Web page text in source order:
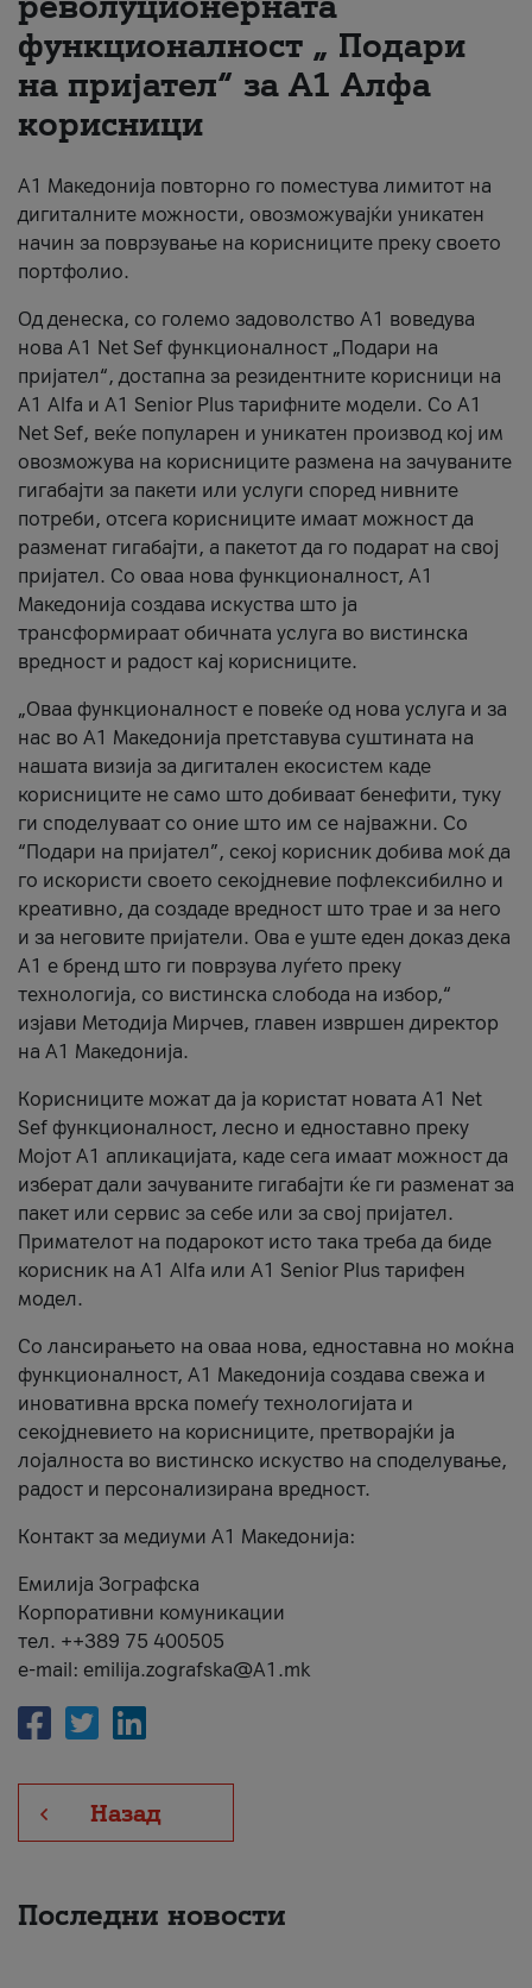
За нас
#ПодобарОнлајн
функционалност „ Подари
на пријател“ за А1 Алфа
корисници
А1 Македонија повторно го поместува лимитот на
дигиталните можности, овозможувајќи уникатен
начин за поврзување на корисниците преку своето
портфолио.
Од денеска, со големо задоволство А1 воведува
нова A1 Net Sef функционалност „Подари на
пријател“, достапна за резидентните корисници на
А1 Alfa и A1 Senior Plus тарифните модели. Со A1
Net Sef, веќе популарен и уникатен производ кој им
овозможува на корисниците размена на зачуваните
гигабајти за пакети или услуги според нивните
потреби, отсега корисниците имаат можност да
разменат гигабајти, а пакетот да го подарат на свој
пријател. Со оваа нова функционалност, А1
Македонија создава искуства што ја
трансформираат обичната услуга во вистинска
вредност и радост кај корисниците.
„Оваа функционалност е повеќе од нова услуга и за
нас во А1 Македонија претставува суштината на
нашата визија за дигитален екосистем каде
корисниците не само што добиваат бенефити, туку
ги споделуваат со оние што им се најважни. Со
“Подари на пријател”, секој корисник добива моќ да
го искористи своето секојдневие пофлексибилно и
креативно, да создаде вредност што трае и за него
и за неговите пријатели. Ова е уште еден доказ дека
А1 е бренд што ги поврзува луѓето преку
технологија, со вистинска слобода на избор,“
изјави Методија Мирчев, главен извршен директор
на А1 Македонија.
Корисниците можат да ја користат новата А1 Net
Sef функционалност, лесно и едноставно преку
Мојот А1 апликацијата, каде сега имаат можност да
изберат дали зачуваните гигабајти ќе ги разменат за
пакет или сервис за себе или за свој пријател.
Примателот на подарокот исто така треба да биде
корисник на А1 Alfa или A1 Senior Plus тарифен
модел.
Со лансирањето на оваа нова, едноставна но моќна
функционалност, А1 Македонија создава свежа и
иновативна врска помеѓу технологијата и
секојдневието на корисниците, претворајќи ја
лојалноста во вистинско искуство на споделување,
радост и персонализирана вредност.
Контакт за медиуми А1 Македонија:
Емилија Зографска
Корпоративни комуникации
тел. ++389 75 400505
e-mail: emilija.zografska@A1.mk
Назад
Последни новости